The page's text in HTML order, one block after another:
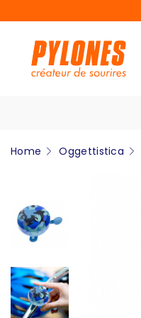
Home Oggettistica